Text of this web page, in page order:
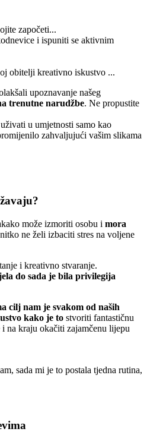
započeti...
i ispuniti se aktivnim
obitelji kreativno iskustvo ...
upoznavanje našeg
trenutne narudžbe. Ne propustite
u umjetnosti samo kao
zahvaljujući vašim slikama
može izmoriti osobu i mora
ne želi izbaciti stres na voljene
i kreativno stvaranje.
do sada je bila privilegija
cilj nam je svakom od naših
kako je to stvoriti fantastičnu
na kraju okačiti zajamčenu lijepu
sada mi je to postala tjedna rutina,